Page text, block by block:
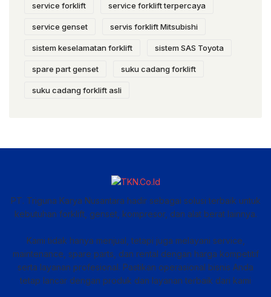
service forklift service forklift terpercaya
service genset servis forklift Mitsubishi
sistem keselamatan forklift sistem SAS Toyota
spare part genset suku cadang forklift
suku cadang forklift asli
PT. Triguna Karya Nusantara hadir sebagai solusi terbaik untuk
kebutuhan forklift, genset, kompresor, dan alat berat lainnya.
Kami tidak hanya menjual, tetapi juga melayani service,
maintenance, spare parts, dan rental dengan harga kompetitif
serta layanan profesional. Pastikan operasional bisnis Anda
tetap lancar dengan produk dan layanan terbaik dari kami